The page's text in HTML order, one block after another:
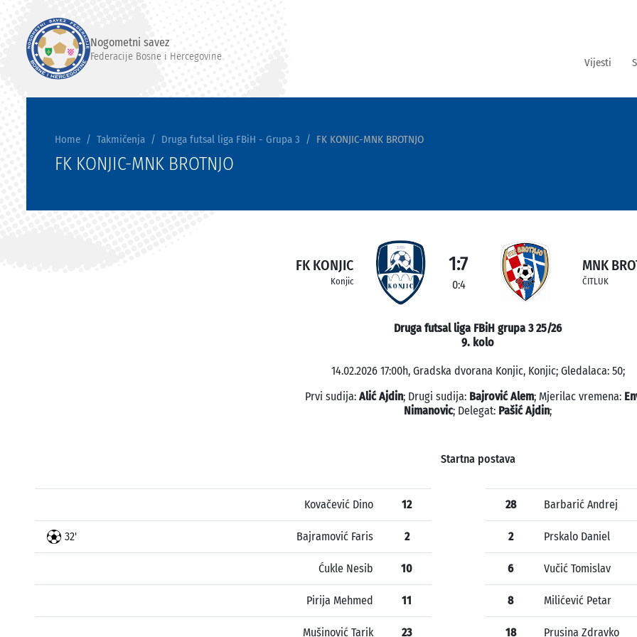
Nogometni savez
Federacije Bosne i Hercegovine Vijesti
Home Takmičenja Druga futsal liga FBiH - Grupa 3 FK KONJIC-MNK BROTNJO
FK KONJIC-MNK BROTNJO
FK KONJIC
Konjic
1:7
0:4
MNK
ČITLUK
Druga futsal liga FBiH grupa 3 25/26
9. kolo
14.02.2026 17:00h, Gradska dvorana Konjic, Konjic; Gledalaca: 50;
Prvi sudija: Alić Ajdin; Drugi sudija: Bajrović Alem; Mjerilac vremena:
Nimanovic; Delegat: Pašić Ajdin;
Startna postava
Kovačević Dino 12
32' Bajramović Faris 2
Ćukle Nesib 10
Pirija Mehmed 11
Mušinović Tarik 23
28 Barbarić Andrej
2 Prskalo Daniel
6 Vučić Tomislav
8 Milićević Petar
18 Prusina Zdravko